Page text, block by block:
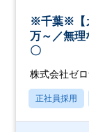
※千葉※【
万～／無理
〇
株式会社ゼ
正社員採用